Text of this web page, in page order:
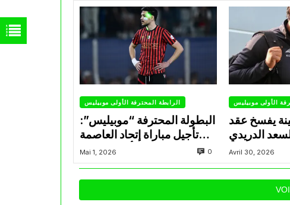
الرابطة المحترفة الأولى موبيليس
البطولة المحترفة “موبيليس”:
تأجيل مباراة إتحاد العاصمة
وأتلتيك بارادو
Mai 1, 2026 0
الأولى موبيليس
يفسخ عقد
الدريدي
بالتراضي
Avril 30, 2026